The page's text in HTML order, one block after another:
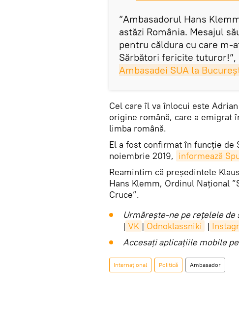
”Ambasadorul Hans
astăzi România. Mesajul
pentru căldura cu care m-
Sărbători fericite tuturor!”,
Ambasadei SUA la
Cel care îl va înlocui este
origine română, care a emigrat
limba română.
El a fost confirmat în funcție de
noiembrie 2019, informează
Reamintim că președintele
Hans Klemm, Ordinul Național
Cruce”.
Urmărește-ne pe rețelele de
| VK | Odnoklassniki |
Accesaţi aplicaţiile mobile
Internaţional Politică Ambasador